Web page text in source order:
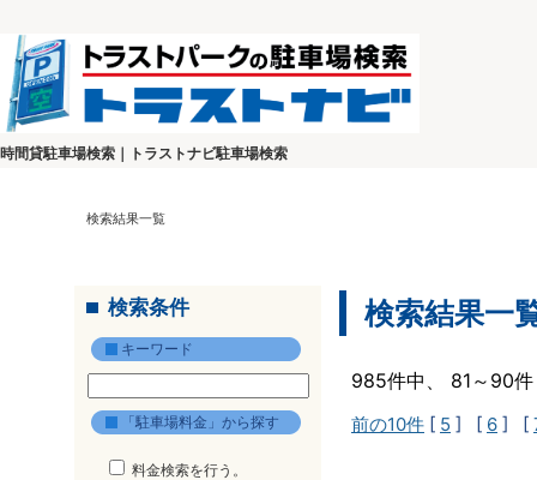
時間貸駐車場検索｜トラストナビ駐車場検索
検索結果一覧
検索条件
キーワード
「駐車場料金」から探す
料金検索を行う。
検索結果一
985件中、 81～90
前の10件 [ 5 ] [ 6 ] [